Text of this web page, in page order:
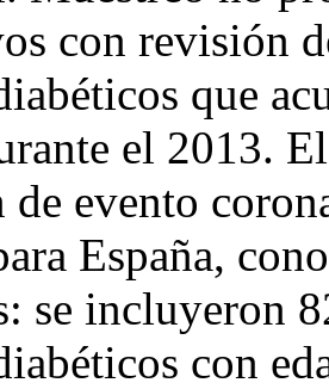
con revisión
que
el 2013.
de evento
España,
se incluyeron
con